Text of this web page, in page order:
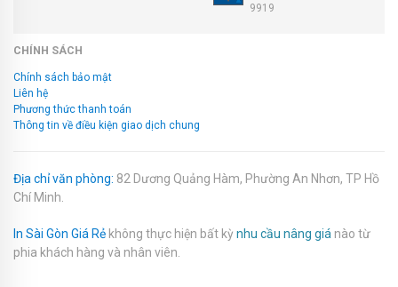
9919
CHÍNH SÁCH
Chính sách bảo mật
Liên hệ
Phương thức thanh toán
Thông tin về điều kiện giao dịch chung
Địa chỉ văn phòng: 82 Dương Quảng Hàm, Phường An Nhơn, TP Hồ
Chí Minh.
In Sài Gòn Giá Rẻ không thực hiện bất kỳ nhu cầu nâng giá nào từ
phia khách hàng và nhân viên.